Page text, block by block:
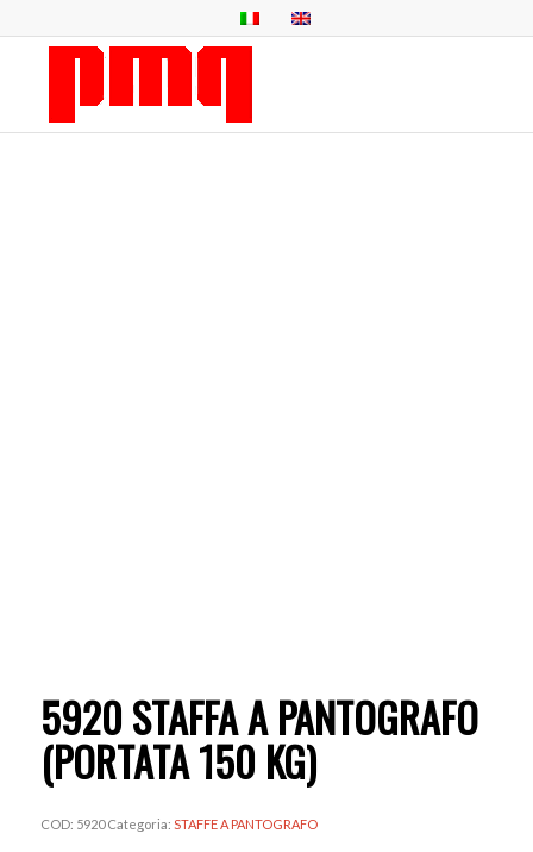
5920 STAFFA A PANTOGRAFO
(PORTATA 150 KG)
COD: 5920 Categoria: STAFFE A PANTOGRAFO